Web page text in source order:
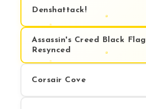
Denshattack!
Assassin's Creed Black Flag
Resynced
Corsair Cove